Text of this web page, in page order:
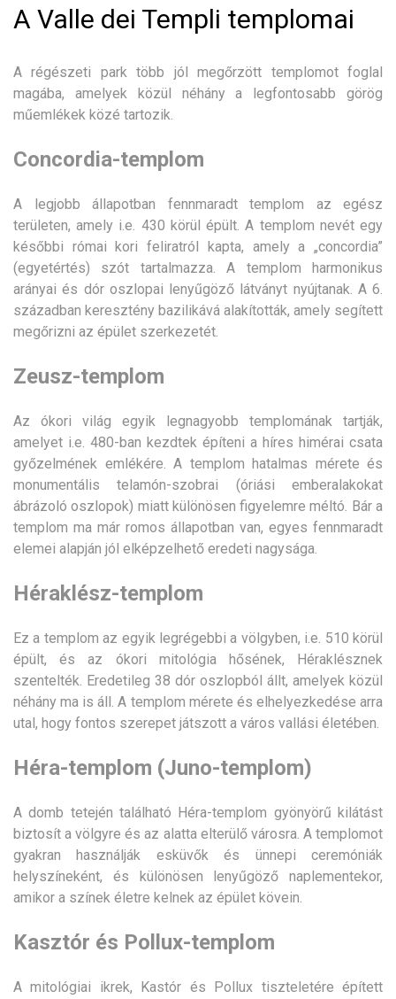
A Valle dei Templi templomai
A régészeti park több jól megőrzött templomot foglal
magába, amelyek közül néhány a legfontosabb görög
műemlékek közé tartozik.
Concordia-templom
A legjobb állapotban fennmaradt templom az egész
területen, amely i.e. 430 körül épült. A templom nevét egy
későbbi római kori feliratról kapta, amely a „concordia”
(egyetértés) szót tartalmazza. A templom harmonikus
arányai és dór oszlopai lenyűgöző látványt nyújtanak. A 6.
században keresztény bazilikává alakították, amely segített
megőrizni az épület szerkezetét.
Zeusz-templom
Az ókori világ egyik legnagyobb templomának tartják,
amelyet i.e. 480-ban kezdtek építeni a híres himérai csata
győzelmének emlékére. A templom hatalmas mérete és
monumentális telamón-szobrai (óriási emberalakokat
ábrázoló oszlopok) miatt különösen figyelemre méltó. Bár a
templom ma már romos állapotban van, egyes fennmaradt
elemei alapján jól elképzelhető eredeti nagysága.
Héraklész-templom
Ez a templom az egyik legrégebbi a völgyben, i.e. 510 körül
épült, és az ókori mitológia hősének, Héraklésznek
szentelték. Eredetileg 38 dór oszlopból állt, amelyek közül
néhány ma is áll. A templom mérete és elhelyezkedése arra
utal, hogy fontos szerepet játszott a város vallási életében.
Héra-templom (Juno-templom)
A domb tetején található Héra-templom gyönyörű kilátást
biztosít a völgyre és az alatta elterülő városra. A templomot
gyakran használják esküvők és ünnepi ceremóniák
helyszíneként, és különösen lenyűgöző naplementekor,
amikor a színek életre kelnek az épület kövein.
Kasztór és Pollux-templom
A mitológiai ikrek, Kastór és Pollux tiszteletére épített